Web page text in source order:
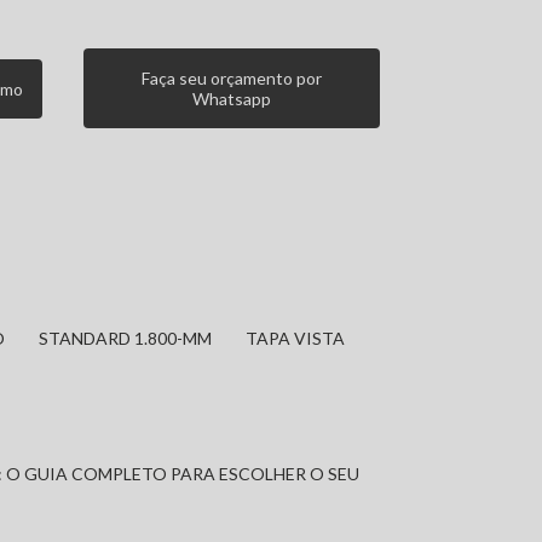
Faça seu orçamento por
Whatsapp
STANDARD 1.800-MM TAPA VISTA
GUIA COMPLETO PARA ESCOLHER O SEU